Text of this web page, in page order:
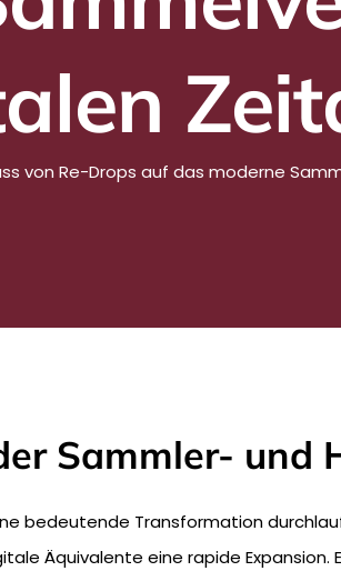
von Re-Drops auf das moderne
Sammler- und
bedeutende Transformation
Äquivalente eine rapide Expansion.